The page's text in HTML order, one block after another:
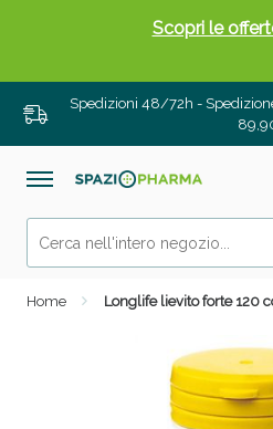
Spedizioni 48/72h -
Home Longlife lievito forte 120
Scopri le
Drenanti e Pancia Piatta: